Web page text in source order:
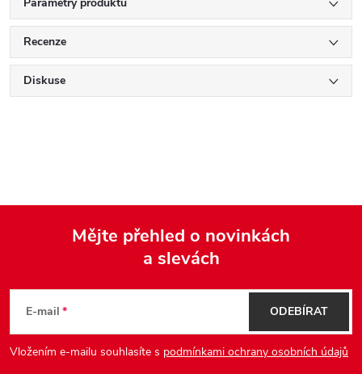
Recenze
Diskuse
p
Mějte přehled o novinkách
a slevách
E-mail
Vložením e-mailu souhlasíte s podmínkami ochrany osobních údajů
ODEBÍRAT